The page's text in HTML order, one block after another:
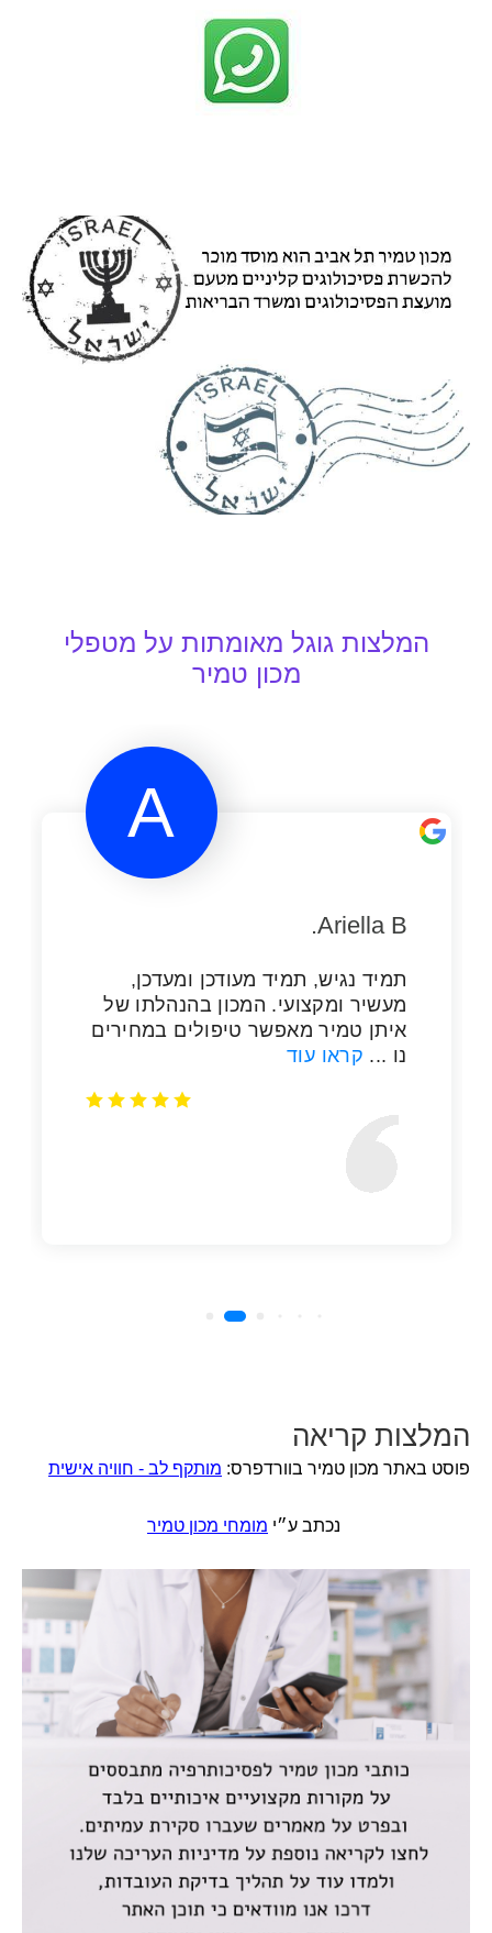
המלצות קריאה
פוסט באתר מכון טמיר בוורדפרס: מותקף לב - חוויה אישית
נכתב ע״י מומחי מכון טמיר